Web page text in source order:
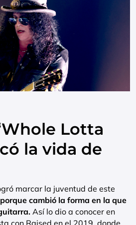
Lotta
la vida de
marcar la juventud de este
cambió la forma en la que
Así lo dio a conocer en